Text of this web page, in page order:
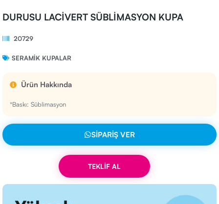
DURUSU LACİVERT SÜBLİMASYON KUPA
20729
SERAMIK KUPALAR
Ürün Hakkında
*Baskı: Süblimasyon
SIPARIŞ VER
TEKLİF AL